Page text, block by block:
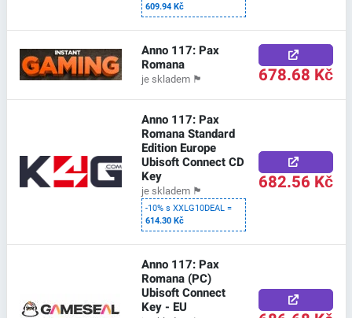
609.94 Kč
Anno 117: Pax
Romana
je skladem 🏴 678.68 Kč
Anno 117: Pax
Romana Standard
Edition Europe
Ubisoft Connect CD
Key
je skladem 🏴
-10% s XXLG10DEAL =
614.30 Kč
682.56 Kč
Anno 117: Pax
Romana (PC)
Ubisoft Connect
Key - EU